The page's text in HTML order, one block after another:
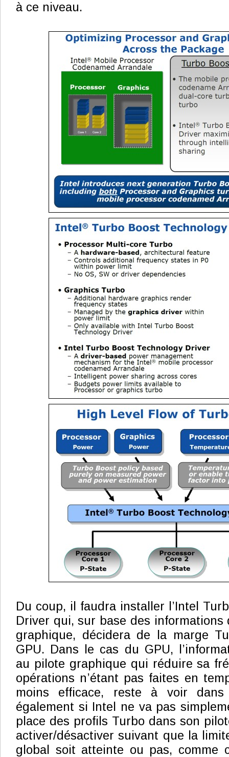
à ce niveau.
Du coup, il faudra installer l’Intel
Driver qui, sur base des
graphique, décidera de la marge
GPU. Dans le cas du GPU,
au pilote graphique qui réduire sa
opérations n’étant pas faites en
moins efficace, reste à voir
également si Intel ne va pas
place des profils Turbo dans son
activer/désactiver suivant que la
global soit atteinte ou pas, comme